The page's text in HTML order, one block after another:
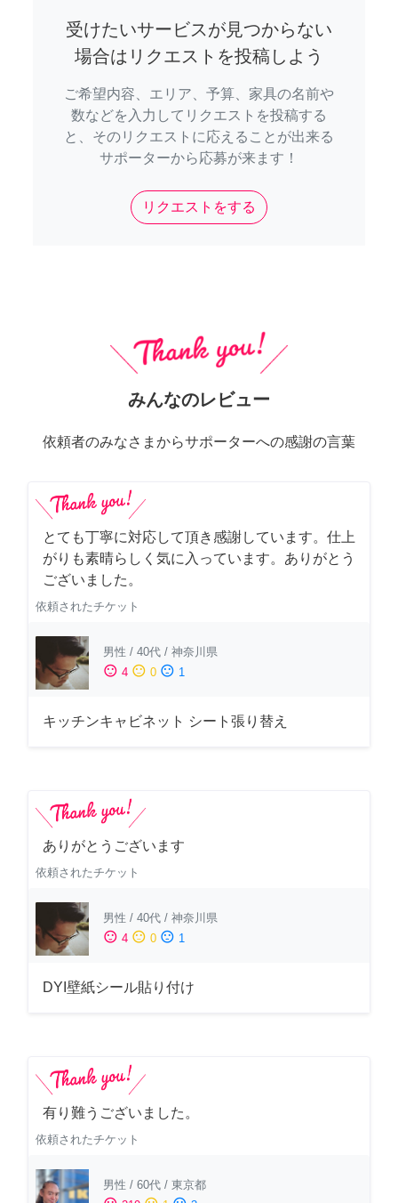
受けたいサービスが見つからない
場合はリクエストを投稿しよう
ご希望内容、エリア、予算、家具の名前や
数などを入力してリクエストを投稿する
と、そのリクエストに応えることが出来る
サポーターから応募が来ます！
リクエストをする
みんなのレビュー
依頼者のみなさまからサポーターへの感謝の言葉
とても丁寧に対応して頂き感謝しています。仕上
がりも素晴らしく気に入っています。ありがとう
ございました。
依頼されたチケット
男性 / 40代 / 神奈川県
sentiment_satisfied 4 sentiment_neutral 0 sentiment_dissatisfied 1
キッチンキャビネット シート張り替え
ありがとうございます
依頼されたチケット
男性 / 40代 / 神奈川県
sentiment_satisfied 4 sentiment_neutral 0 sentiment_dissatisfied 1
DYI壁紙シール貼り付け
有り難うございました。
依頼されたチケット
男性 / 60代 / 東京都